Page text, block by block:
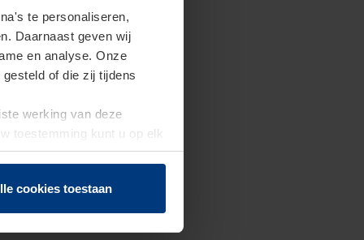
te personaliseren,
Daarnaast geven wij
en analyse. Onze
of die zij tijdens
werking van deze
toestemming kunt u op elk
herroepen.
cookies toestaan